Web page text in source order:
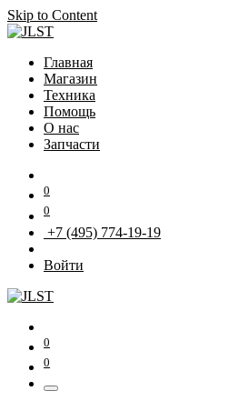
Skip to Content
Главная
Магазин
Техника
Помощь
О нас
Запчасти
0
0
+7 (495) 774-19-19
Войти
0
0